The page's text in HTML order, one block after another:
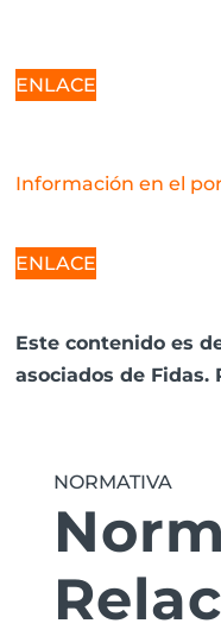
ENLACE
Información en el
ENLACE
Este contenido es
asociados de
NORMATIVA